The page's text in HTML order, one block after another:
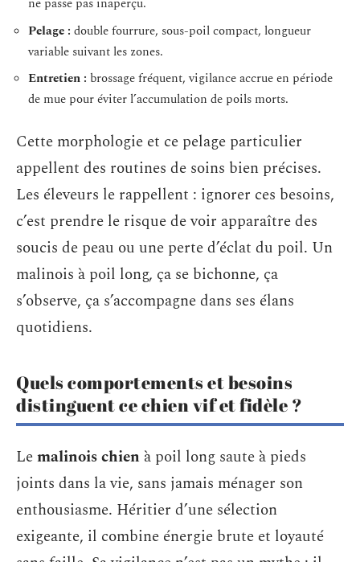
Pelage : double fourrure, sous-poil compact, longueur
variable suivant les zones.
Entretien : brossage fréquent, vigilance accrue en période
de mue pour éviter l’accumulation de poils morts.
Cette morphologie et ce pelage particulier
appellent des routines de soins bien précises.
Les éleveurs le rappellent : ignorer ces besoins,
c’est prendre le risque de voir apparaître des
soucis de peau ou une perte d’éclat du poil. Un
malinois à poil long, ça se bichonne, ça
s’observe, ça s’accompagne dans ses élans
quotidiens.
Quels comportements et besoins
distinguent ce chien vif et fidèle ?
Lemalinois chien à poil long saute à pieds
joints dans la vie, sans jamais ménager son
enthousiasme. Héritier d’une sélection
exigeante, il combine énergie brute et loyauté